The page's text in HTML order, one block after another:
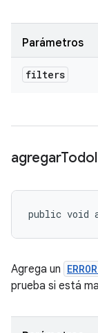
Parámetros
filters
agregarTodo
public void
Agrega un
prueba si está